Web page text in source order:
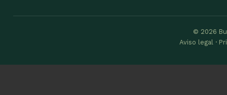
© 2026
Aviso legal ·